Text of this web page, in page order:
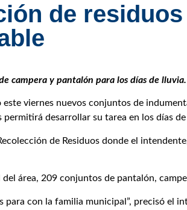
de
campera y pantalón para los días de lluvia.
viernes nuevos conjuntos de
desarrollar su tarea en los días
de Residuos donde el
área, 209 conjuntos de pantalón,
con la familia municipal”, precisó el